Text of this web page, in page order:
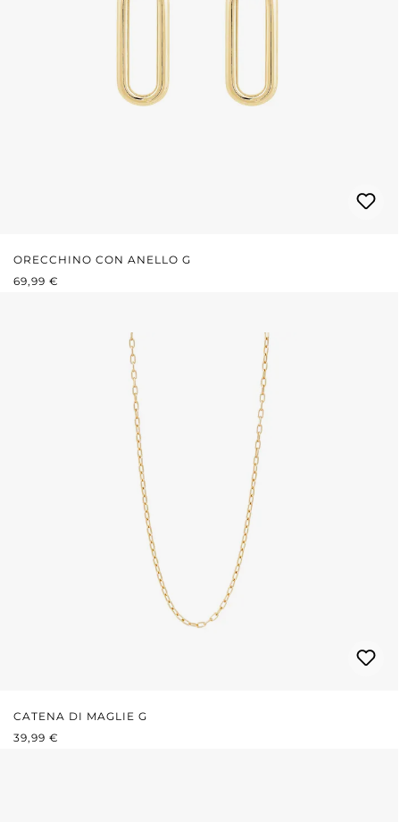
ORECCHINO CON ANELLO G
PREZZO NORMALE:
69,99 €
CATENA DI MAGLIE G
PREZZO NORMALE:
39,99 €